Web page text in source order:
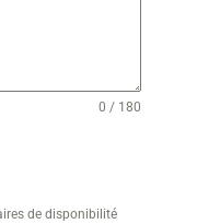
0 / 180
de disponibilité